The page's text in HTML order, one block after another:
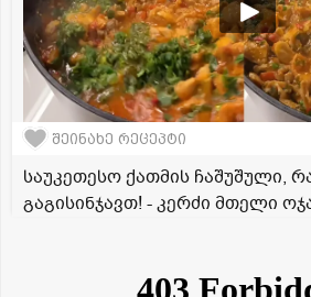
შეინახე რეცეპტი
საუკეთესო ქათმის ჩაშუშული,
გაგისინჯავთ! - კერძი მთელი